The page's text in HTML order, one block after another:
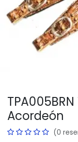
Acordeón
(0